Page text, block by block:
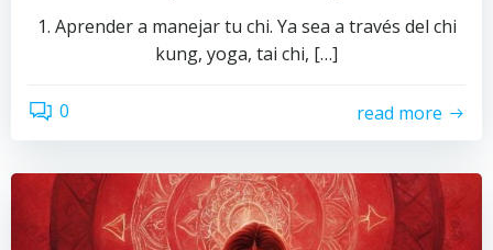
1. Aprender a manejar tu chi. Ya sea a través del chi
kung, yoga, tai chi, […]
0 read more